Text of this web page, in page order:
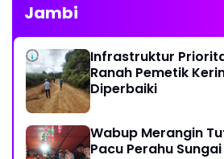
Jambi
Infrastruktur
Ranah Pemetik
Diperbaiki
Wabup Merangin
Pacu Perahu